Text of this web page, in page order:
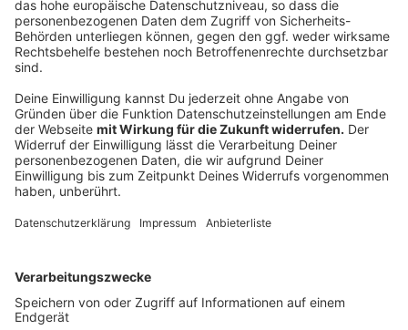
Das ist Flippern
Anzeige
Von den 60ern bis in die 90er Jahre hinein sind
Flipperautomaten fester Bestandteil der
Unterhaltungskultur gewesen. Neben
Vergnügungsstätten hatten auch Gaststätten Flipper
in ihren Räumlichkeiten, doch mit der Zeit wurden sie
verdrängt. Bei allen Flippern wird eine Metallkugel
die sie in Richtung des Spielers hinabrollt: Je nachdem,
in welche Öffnungen die Kugel dabei fällt bzw. welche
Hindernisse sie dabei berührt, sammeln Spieler Punkte.